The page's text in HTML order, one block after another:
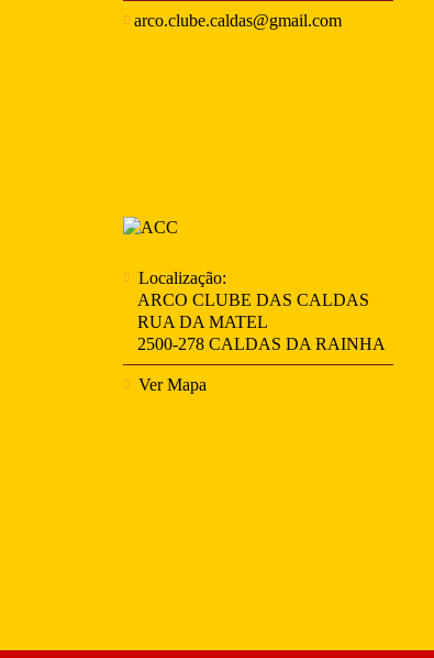
arco.clube.caldas@gmail.com
Localização:
ARCO CLUBE DAS CALDAS
RUA DA MATEL
2500-278 CALDAS DA RAINHA
Ver Mapa